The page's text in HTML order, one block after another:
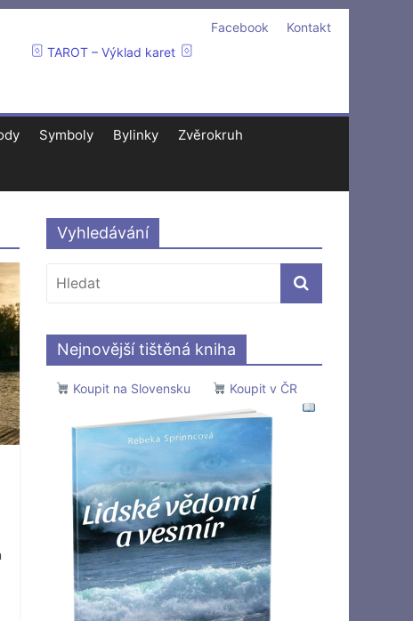
Kontakt
Facebook
TAROT – Výklad karet
Symboly Bylinky Zvěrokruh
Vyhledávání
Nejnovější tištěná kniha
Koupit na Slovensku Koupit v ČR